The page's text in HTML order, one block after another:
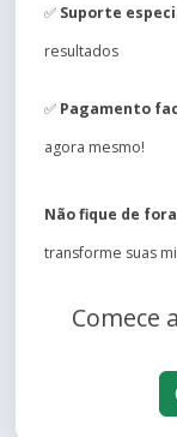
✅ Suporte
resultados
✅ Pagamento
agora mesmo!
Não fique de
transforme suas
Comece